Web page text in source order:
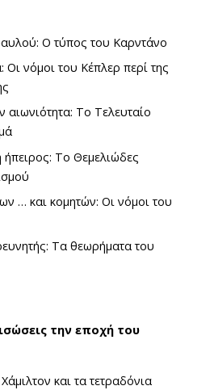
Ο τύπος του Καρντάνο
νόμοι του Κέπλερ περί της
αιωνιότητα: Το Τελευταίο
ήπειρος: Το Θεμελιώδες
… και κομητών: Οι νόμοι του
Τα θεωρήματα του
την εποχή του
και τα τετραδόνια